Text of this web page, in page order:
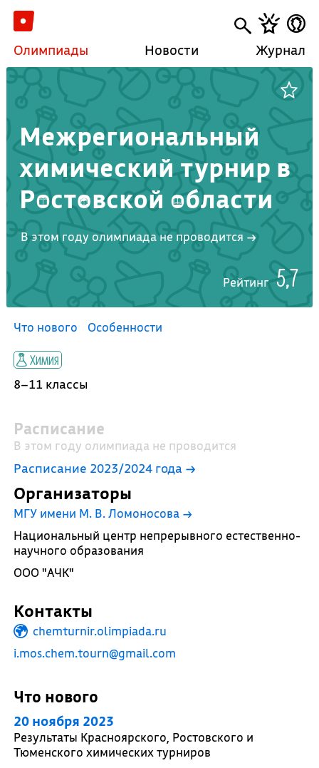
Олимпиады Новости Журнал
Межрегиональный
химический турнир в
Ростовской области
В этом году олимпиада не проводится →
Рейтинг 5,7
Что нового Особенности
Химия
8–11 классы
Расписание
В этом году олимпиада не проводится
Расписание 2023/2024 года →
Организаторы
МГУ имени М. В. Ломоносова →
Национальный центр непрерывного естественно-
научного образования
ООО "АЧК"
Контакты
chemturnir.olimpiada.ru
i.mos.chem.tourn@gmail.com
Что нового
20 ноября 2023
Результаты Красноярского, Ростовского и
Тюменского химических турниров